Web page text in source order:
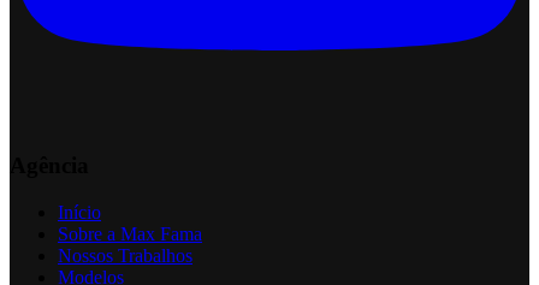
Início
Sobre a Max Fama
Nossos Trabalhos
Modelos